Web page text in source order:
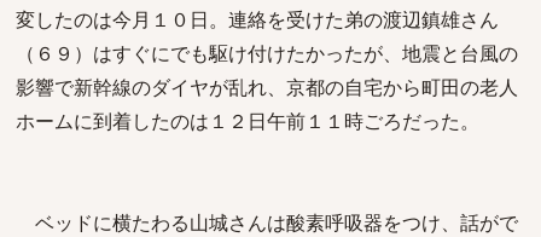
変したのは今月１０日。連絡を受けた弟の渡辺鎮雄さん
（６９）はすぐにでも駆け付けたかったが、地震と台風の
影響で新幹線のダイヤが乱れ、京都の自宅から町田の老人
ホームに到着したのは１２日午前１１時ごろだった。
ベッドに横たわる山城さんは酸素呼吸器をつけ、話がで